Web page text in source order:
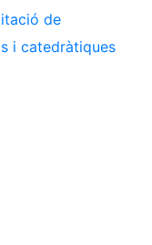
de
i catedràtiques
de Twitter